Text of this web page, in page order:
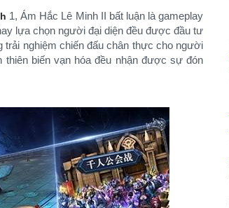
1, Ám Hắc Lê Minh II bất luận là gameplay
lựa chọn người đại diện đều được đầu tư
nghiệm chiến đấu chân thực cho người
biến vạn hóa đều nhận được sự đón